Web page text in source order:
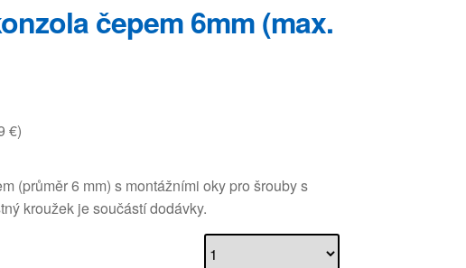
čepem 6mm (max.
€)
(průměr 6 mm) s montážními oky pro šrouby s
kroužek je součástí dodávky.